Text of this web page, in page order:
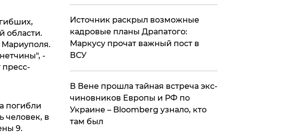
области.
Мариуполя.
-
пресс-
погибли
человек, в
9.
​Источник раскрыл возможные
кадровые планы Драпатого:
Маркусу прочат важный пост в
ВСУ
В Вене прошла тайная встреча экс-
чиновников Европы и РФ по
Украине – Bloomberg узнало, кто
там был